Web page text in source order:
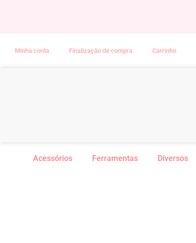
Minha conta Finalização de compra Carrinho
Acessórios Ferramentas Diversos